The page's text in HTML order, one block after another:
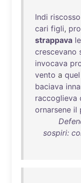
Indi riscosso
cari figli,
strappava le
crescevano
invocava
vento a quel
baciava
raccoglieva
ornarsene il
sospiri: